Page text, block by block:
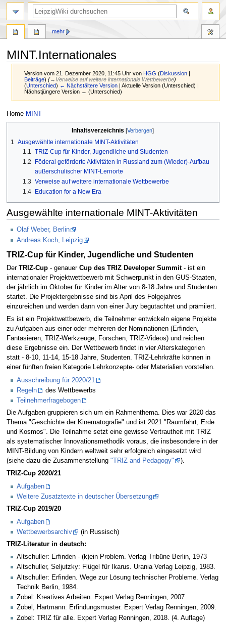
MINT.Internationales
Version vom 21. Dezember 2020, 11:45 Uhr vonHGG (Diskussion |
Beiträge) (→‎Verweise auf weitere internationale Wettbewerbe)
(Unterschied) ← Nächstältere Version | Aktuelle Version (Unterschied) |
Nächstjüngere Version → (Unterschied)
Zur
Navigation
Zur
Suche
Home MINT
Inhaltsverzeichnis
1
Ausgewählte internationale MINT-Aktivitäten
1.1
TRIZ-Cup für Kinder, Jugendliche und Studenten
1.2
Föderal geförderte Aktivitäten in Russland zum (Wieder)-Aufbau
außerschulischer MINT-Lernorte
1.3 Verweise auf weitere internationale Wettbewerbe
1.4
Education for a New Era
Ausgewählte internationale MINT-Aktivitäten
Olaf Weber, Berlin
Andreas Koch, Leipzig
TRIZ-Cup für Kinder, Jugendliche und Studenten
Der TRIZ-Cup- genauer Cup des TRIZ Developer Summit- ist ein
internationaler Projektwettbewerb mit Schwerpunkt in den GUS-Staaten,
der jährlich im Oktober für Kinder im Alter von 8-18 Jahre und Studenten
startet. Die Projektergebnisse sind bis April des Folgejahres
einzureichen und werden dann von einer Jury begutachtet und prämiiert.
Es ist ein Projektwettbewerb, die Teilnehmer entwickeln eigene Projekte
zu Aufgaben aus einer oder mehreren der Nominationen (Erfinden,
Fantasieren, TRIZ-Werkzeuge, Forschen, TRIZ-Videos) und reichen
diese Ergebnisse ein. Der Wettbewerb findet in vier Alterskategorien
statt - 8-10, 11-14, 15-18 Jahre, Studenten. TRIZ-Lehrkräfte können in
einer fünften freien Kategorie Lehrkonzepte- oder Materialien vorstellen.
Ausschreibung für 2020/21
Regeln
des Wettbewerbs
Teilnehmerfragebogen
Die Aufgaben gruppieren sich um ein Rahmenthema. Dies war 2020 das
Thema "Geschichte der Kinematografie" und ist 2021 "Raumfahrt, Erde
und Kosmos". Die Teilnahme setzt eine gewisse Vertrautheit mit TRIZ
als systematischer Innovationsmethodik voraus, die insbesondere in der
MINT-Bildung von Kindern weltweit sehr erfolgreich eingesetzt wird
(siehe dazu die Zusammenstellung "TRIZ and Pedagogy"
).
TRIZ-Cup 2020/21
Aufgaben
Weitere Zusatztexte in deutscher Übersetzung
TRIZ-Cup 2019/20
Aufgaben
Wettbewerbsarchiv
(in Russisch)
TRIZ-Literatur in deutsch:
Altschuller: Erfinden - (k)ein Problem. Verlag Tribüne Berlin, 1973
Altschuller, Seljutzky: Flügel für Ikarus. Urania Verlag Leipzig, 1983.
Altschuller: Erfinden. Wege zur Lösung technischer Probleme. Verlag
Technik Berlin, 1984.
Zobel: Kreatives Arbeiten. Expert Verlag Renningen, 2007.
Zobel, Hartmann: Erfindungsmuster. Expert Verlag Renningen, 2009.
Zobel: TRIZ für alle. Expert Verlag Renningen, 2018. (4. Auflage)
mehr